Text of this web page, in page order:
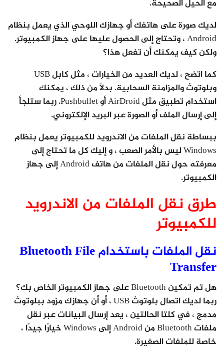
مع الحيل الصحيحة.
لديك صورة على هاتفك أو جهازك اللوحي الذي يعمل بنظام
Android ، وتحتاج إلى الحصول عليها على جهاز الكمبيوتر.
ولكن كيف يمكنك أن تفعل هذا؟
كما اتضح ، لديك العديد من الخيارات ، مثل كابل USB
وبلوتوث والمزامنة السحابية. بدلاً من ذلك ، يمكنك
استخدام تطبيق مثل AirDroid أو Pushbullet. ربما ستلجأ
إلى إرسال الملف أو الصورة عبر البريد الإلكتروني.
ببساطة نقل الملفات من الاندرويد للكمبيوتر يعمل بنظام
Windows ليس بالأمر الصعب ، و إليك كل ما تحتاج إلى
معرفته حول نقل الملفات من هاتف Android إلى جهاز
الكمبيوتر.
طرق نقل الملفات من الاندرويد
للكمبيوتر
نقل الملفات باستخدام Bluetooth File
Transfer
هل تم تمكين Bluetooth على جهاز الكمبيوتر الخاص بك؟
ربما لديك اتصال بلوتوث USB ، أو أن جهازك مزود ببلوتوث
مدمج ، في كلتا الحالتين ، يعد إرسال البيانات عبر نقل
ملفات Bluetooth من Android إلى Windows خيارًا جيدًا ،
خاصة للملفات الصغيرة.